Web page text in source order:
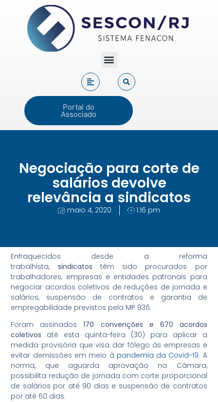
Portal do
Associado
Negociação para corte de
salários devolve
relevância a sindicatos
maio 4, 2020 1:16 pm
Enfraquecidos desde a reforma
trabalhista, sindicatos têm sido procurados por
trabalhadores, empresas e entidades patronais para
negociar acordos coletivos de reduções de jornada e
salários, suspensão de contratos e garantia de
empregabilidade previstos pela MP 936.
Foram assinados170 convenções e 670 acordos
coletivos até esta quinta-feira (30) para aplicar a
medida provisória que visa dar fôlego às empresas e
evitar demissões em meio à pandemia da Covid-19. A
norma, que aguarda aprovação na Câmara,
possibilita redução de jornada com corte proporcional
de salários por até 90 dias e suspensão de contratos
por até 60 dias.